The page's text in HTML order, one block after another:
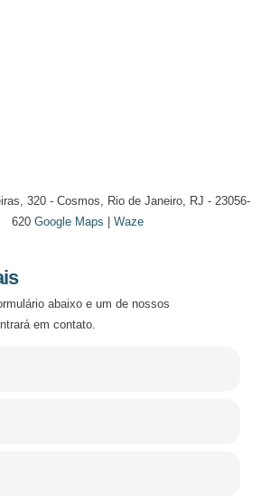
320 - Cosmos, Rio de Janeiro, RJ - 23056-
620 Google Maps Waze
abaixo e um de nossos
em contato.